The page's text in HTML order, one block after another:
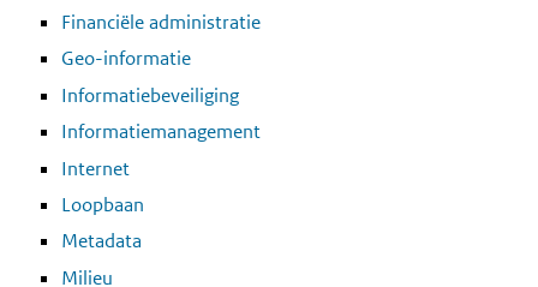
Financiële administratie
Geo-informatie
Informatiebeveiliging
Informatiemanagement
Internet
Loopbaan
Metadata
Milieu